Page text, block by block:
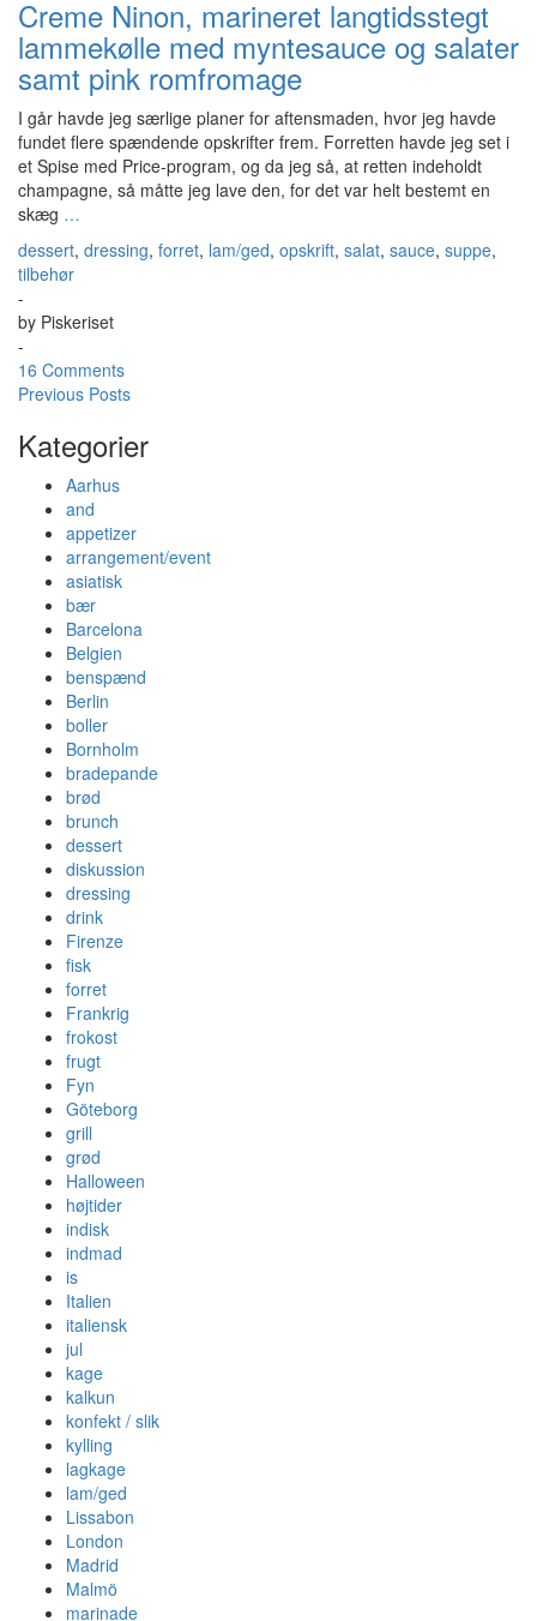
Creme Ninon, marineret langtidsstegt
lammekølle med myntesauce og salater
samt pink romfromage
I går havde jeg særlige planer for aftensmaden, hvor jeg havde
fundet flere spændende opskrifter frem. Forretten havde jeg set i
et Spise med Price-program, og da jeg så, at retten indeholdt
champagne, så måtte jeg lave den, for det var helt bestemt en
skæg …
dessert, dressing, forret, lam/ged, opskrift, salat, sauce, suppe,
tilbehør
-
by Piskeriset
-
16 Comments
Previous Posts
Kategorier
Aarhus
and
appetizer
arrangement/event
asiatisk
bær
Barcelona
Belgien
benspænd
Berlin
boller
Bornholm
bradepande
brød
brunch
dessert
diskussion
dressing
drink
Firenze
fisk
forret
Frankrig
frokost
frugt
Fyn
Göteborg
grill
grød
Halloween
højtider
indisk
indmad
is
Italien
italiensk
jul
kage
kalkun
konfekt / slik
kylling
lagkage
lam/ged
Lissabon
London
Madrid
Malmö
marinade